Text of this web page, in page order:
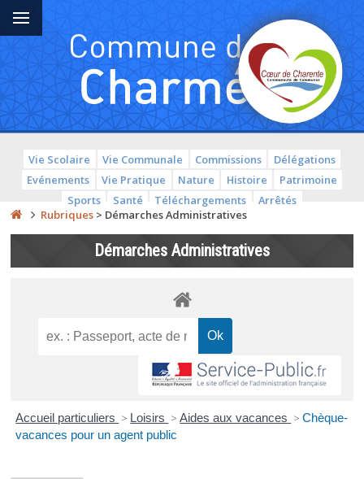
Vie Scolaire Vie Communale Commissions
Délégations
Evénements
Vie Pratique Nature Histoire
Patrimoine
Sports
Santé Téléchargements
Arrêtés
Rubriques > Démarches Administratives
Démarches Administratives
Accueil particuliers > Loisirs > Aides aux vacances > Chèque-
vacances pour un agent public